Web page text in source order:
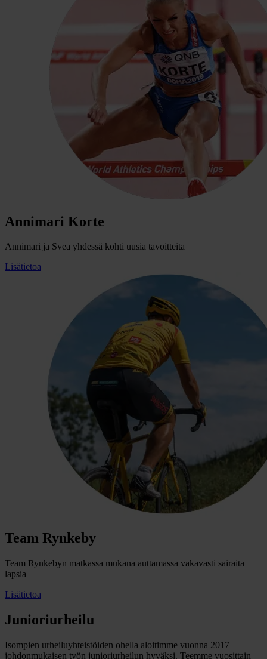
Annimari Korte
Annimari ja Svea yhdessä kohti uusia tavoitteita
Lisätietoa
Team Rynkeby
Team Rynkebyn matkassa mukana auttamassa vakavasti sairaita
lapsia
Lisätietoa
Junioriurheilu
Isompien urheiluyhteistöiden ohella aloitimme vuonna 2017
johdonmukaisen työn junioriurheilun hyväksi. Teemme vuosittain